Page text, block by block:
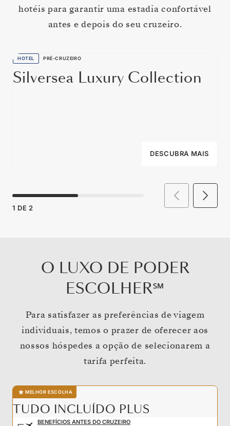
hotéis para garantir uma estadia confortável
antes e depois do seu cruzeiro.
HOTEL PRÉ-CRUZEIRO
Silversea Luxury Collection
DESCUBRA MAIS
1 DE 2
O LUXO DE PODER
ESCOLHER℠
Para satisfazer as preferências de viagem
individuais, temos o prazer de oferecer aos
nossos hóspedes a opção de selecionarem a
tarifa perfeita.
MELHOR ESCOLHA
TUDO INCLUÍDO PLUS
BENEFÍCIOS ANTES DO CRUZEIRO